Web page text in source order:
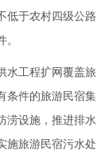
低于农村四级公路
水工程扩网覆盖旅
条件的旅游民宿集
涝设施，推进排水
施旅游民宿污水处